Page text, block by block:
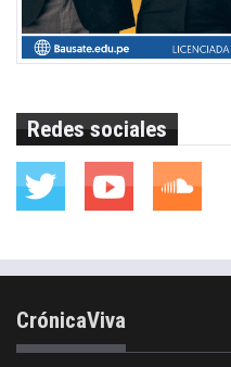
Redes sociales
CrónicaViva